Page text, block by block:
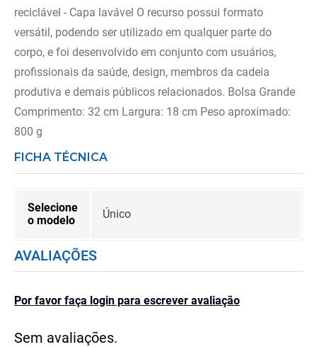
reciclável - Capa lavável O recurso possui formato
versátil, podendo ser utilizado em qualquer parte do
corpo, e foi desenvolvido em conjunto com usuários,
profissionais da saúde, design, membros da cadeia
produtiva e demais públicos relacionados. Bolsa Grande
Comprimento: 32 cm Largura: 18 cm Peso aproximado:
800 g
FICHA TÉCNICA
Selecione
o modelo
Único
AVALIAÇÕES
Por favor faça login para escrever avaliação
Sem avaliações.